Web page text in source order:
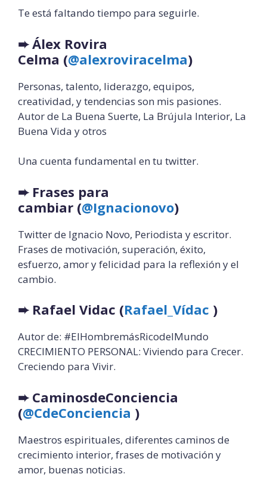
Te está faltando tiempo para seguirle.
➨Álex Rovira
Celma (@alexroviracelma)
Personas, talento, liderazgo, equipos,
creatividad, y tendencias son mis pasiones.
Autor de La Buena Suerte, La Brújula Interior, La
Buena Vida y otros
Una cuenta fundamental en tu twitter.
➨ Frases para
cambiar (@Ignacionovo)
Twitter de Ignacio Novo, Periodista y escritor.
Frases de motivación, superación, éxito,
esfuerzo, amor y felicidad para la reflexión y el
cambio.
➨ Rafael Vidac (Rafael_Vídac )
Autor de: #ElHombremásRicodelMundo
CRECIMIENTO PERSONAL: Viviendo para Crecer.
Creciendo para Vivir.
➨ CaminosdeConciencia
(@CdeConciencia )
Maestros espirituales, diferentes caminos de
crecimiento interior, frases de motivación y
amor, buenas noticias.